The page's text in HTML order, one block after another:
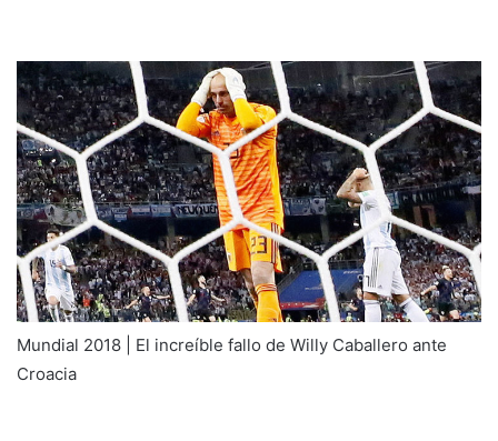
Mundial 2018 | El increíble fallo de Willy Caballero ante
Croacia